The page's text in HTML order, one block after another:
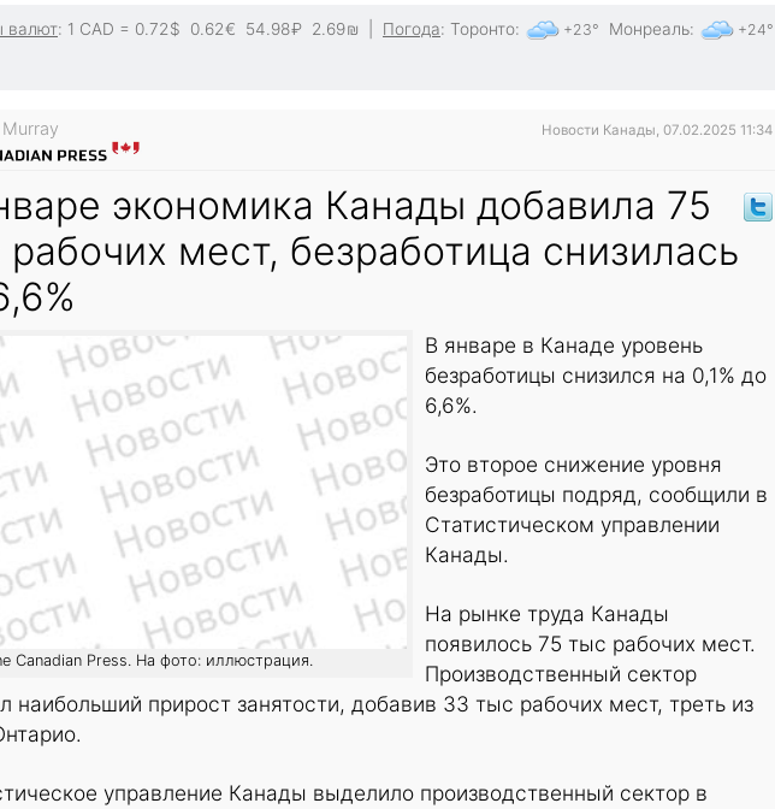
валют: 1 CAD = 0.72$ 0.62€ 54.98₽ 2.69₪ Погода: Торонто: +23° Монреаль: +24°
Новости Канады, 07.02.2025 11:34
экономика Канады добавила 75
мест, безработица снизилась
Canadian Press. На фото: иллюстрация.
В январе в Канаде уровень
безработицы снизился на 0,1% до
6,6%.
Это второе снижение уровня
безработицы подряд, сообщили в
Статистическом управлении
Канады.
На рынке труда Канады
появилось 75 тыс рабочих мест.
Производственный сектор
наибольший прирост занятости, добавив 33 тыс рабочих мест, треть из
управление Канады выделило производственный сектор в